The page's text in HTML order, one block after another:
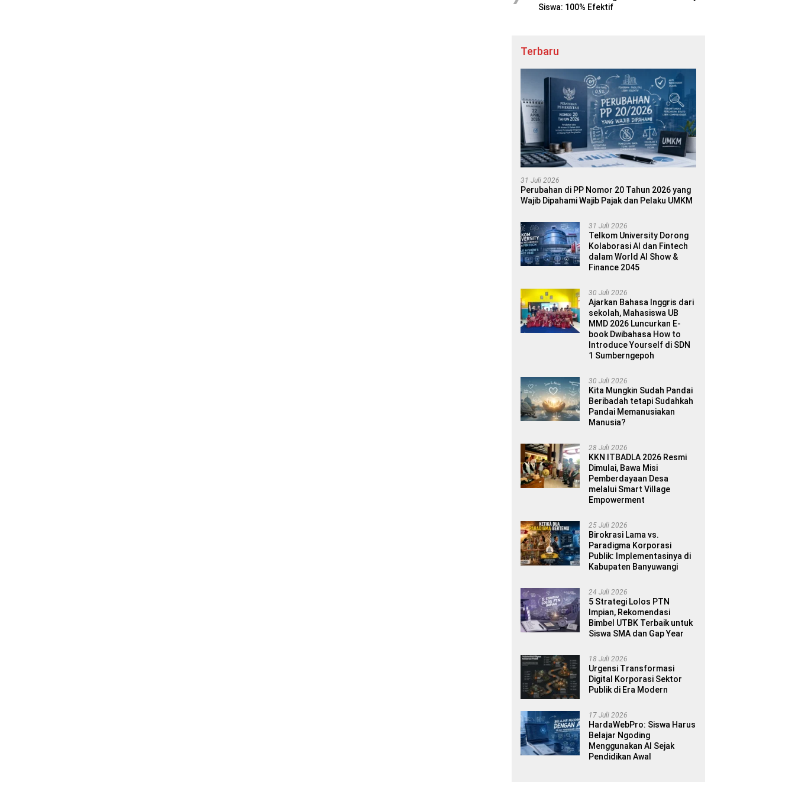
Siswa: 100% Efektif
Terbaru
31 Juli 2026
Perubahan di PP Nomor 20 Tahun 2026 yang
Wajib Dipahami Wajib Pajak dan Pelaku UMKM
31 Juli 2026
Telkom University Dorong
Kolaborasi AI dan Fintech
dalam World AI Show &
Finance 2045
30 Juli 2026
Ajarkan Bahasa Inggris dari
sekolah, Mahasiswa UB
MMD 2026 Luncurkan E-
book Dwibahasa How to
Introduce Yourself di SDN
1 Sumberngepoh
30 Juli 2026
Kita Mungkin Sudah Pandai
Beribadah tetapi Sudahkah
Pandai Memanusiakan
Manusia?
28 Juli 2026
KKN ITBADLA 2026 Resmi
Dimulai, Bawa Misi
Pemberdayaan Desa
melalui Smart Village
Empowerment
25 Juli 2026
Birokrasi Lama vs.
Paradigma Korporasi
Publik: Implementasinya di
Kabupaten Banyuwangi
24 Juli 2026
5 Strategi Lolos PTN
Impian, Rekomendasi
Bimbel UTBK Terbaik untuk
Siswa SMA dan Gap Year
18 Juli 2026
Urgensi Transformasi
Digital Korporasi Sektor
Publik di Era Modern
17 Juli 2026
HardaWebPro: Siswa Harus
Belajar Ngoding
Menggunakan AI Sejak
Pendidikan Awal